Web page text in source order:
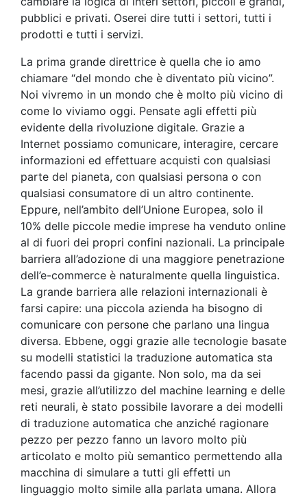
pubblici e privati. Oserei dire tutti i settori, tutti i
prodotti e tutti i servizi.
La prima grande direttrice è quella che io amo
chiamare “del mondo che è diventato più vicino”.
Noi vivremo in un mondo che è molto più vicino di
come lo viviamo oggi. Pensate agli effetti più
evidente della rivoluzione digitale. Grazie a
Internet possiamo comunicare, interagire, cercare
informazioni ed effettuare acquisti con qualsiasi
parte del pianeta, con qualsiasi persona o con
qualsiasi consumatore di un altro continente.
Eppure, nell’ambito dell’Unione Europea, solo il
10% delle piccole medie imprese ha venduto online
al di fuori dei propri confini nazionali. La principale
barriera all’adozione di una maggiore penetrazione
dell’e-commerce è naturalmente quella linguistica.
La grande barriera alle relazioni internazionali è
farsi capire: una piccola azienda ha bisogno di
comunicare con persone che parlano una lingua
diversa. Ebbene, oggi grazie alle tecnologie basate
su modelli statistici la traduzione automatica sta
facendo passi da gigante. Non solo, ma da sei
mesi, grazie all’utilizzo del machine learning e delle
reti neurali, è stato possibile lavorare a dei modelli
di traduzione automatica che anziché ragionare
pezzo per pezzo fanno un lavoro molto più
articolato e molto più semantico permettendo alla
macchina di simulare a tutti gli effetti un
linguaggio molto simile alla parlata umana. Allora